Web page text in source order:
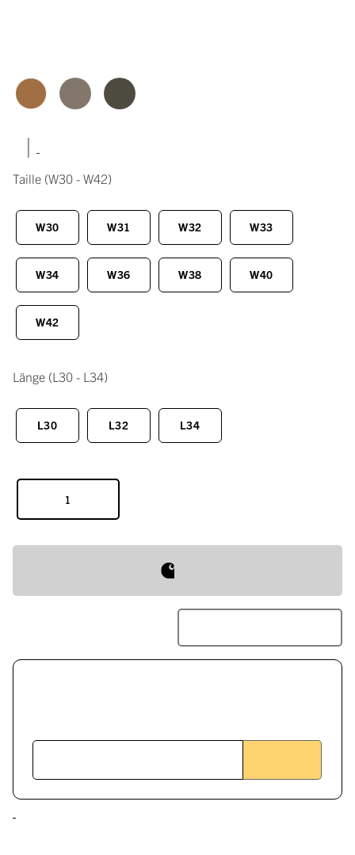
|
Taille (W30 - W42)
W30 W31 W32 W33
W34 W36 W38 W40
W42
Länge (L30 - L34)
L30 L32 L34